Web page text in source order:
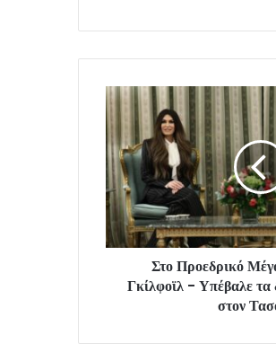
Στο Προεδρικό
Γκίλφοϊλ - Υπέβαλε τα
στον